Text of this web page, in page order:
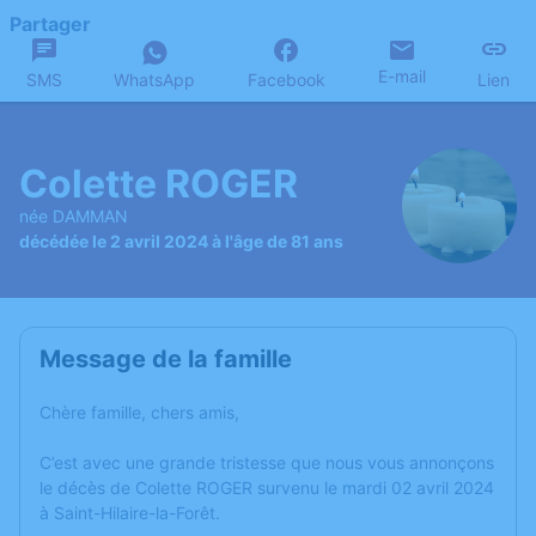
Partager
SMS WhatsApp Facebook E-mail Lien
Colette ROGER
née DAMMAN
décédée le 2 avril 2024 à l'âge de 81 ans
Message de la famille
Chère famille, chers amis,
C’est avec une grande tristesse que nous vous annonçons
le décès de Colette ROGER survenu le mardi 02 avril 2024
à Saint-Hilaire-la-Forêt.